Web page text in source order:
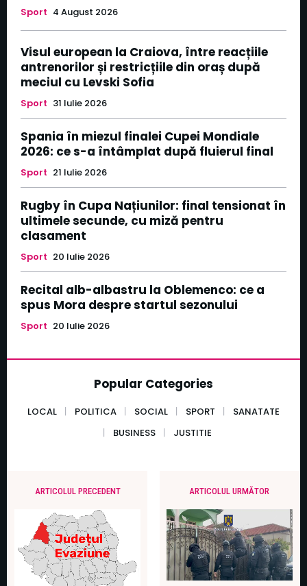
Sport 4 August 2026
Visul european la Craiova, între reacțiile
antrenorilor și restricțiile din oraș după
meciul cu Levski Sofia
Sport 31 Iulie 2026
Spania în miezul finalei Cupei Mondiale
2026: ce s-a întâmplat după fluierul final
Sport 21 Iulie 2026
Rugby în Cupa Națiunilor: final tensionat în
ultimele secunde, cu miză pentru
clasament
Sport 20 Iulie 2026
Recital alb-albastru la Oblemenco: ce a
spus Mora despre startul sezonului
Sport 20 Iulie 2026
Popular Categories
LOCAL POLITICA SOCIAL SPORT
SANATATE
BUSINESS
JUSTITIE
ARTICOLUL PRECEDENT ARTICOLUL URMĂTOR